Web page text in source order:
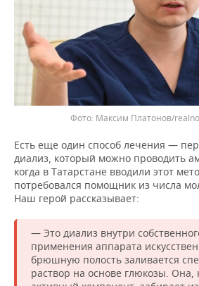
Фото: Максим Платонов/
Есть еще один способ лечения —
диализ, который можно проводить
когда в Татарстане вводили этот
потребовался помощник из числа
Наш герой рассказывает:
— Это диализ внутри
применения аппарата
брюшную полость заливается
раствор на основе глюкозы. Она,